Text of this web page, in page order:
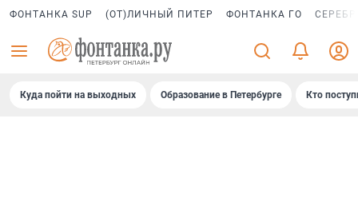
ФОНТАНКА SUP (ОТ)ЛИЧНЫЙ ПИТЕР ФОНТАНКА ГО
Куда пойти на выходных Образование в Петербурге Кто